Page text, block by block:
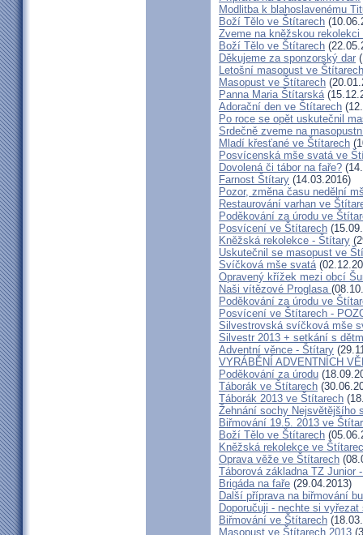
Modlitba k blahoslavenému
Boží Tělo ve Štítarech
Zveme na kněžskou
Boží Tělo ve Štítarech
Děkujeme za sponzorský dar
Letošní masopust ve
Masopust ve Štítarech
Panna Maria Štítarská
Adorační den ve Štítarech
Po roce se opět uskutečnil
Srdečně zveme na
Mladí křesťané ve Štítarech
Posvícenská mše svatá ve
Dovolená či tábor na faře?
Farnost Štítary (14.03.2016)
Pozor, změna času nedělní
Restaurování varhan ve
Poděkování za úrodu ve
Posvícení ve Štítarech
Kněžská rekolekce - Štítary
Uskutečnil se masopust ve
Svíčková mše svatá
Opravený křížek mezi obcí
Naši vítězové Proglasa
Poděkování za úrodu ve
Posvícení ve Štítarech -
Silvestrovská svíčková mše
Silvestr 2013 + setkání s
Adventní věnce - Štítary
VYRÁBĚNÍ ADVENTNÍCH
Poděkování za úrodu
Táborák ve Štítarech
Táborák 2013 ve Štítarech
Žehnání sochy Nejsvětějšího
Biřmování 19.5. 2013 ve
Boží Tělo ve Štítarech
Kněžská rekolekce ve
Oprava věže ve Štítarech
Táborová základna TZ Junior
Brigáda na faře (29.04.2013)
Další příprava na biřmování
Doporučuji - nechte si vyřezat
Biřmování ve Štítarech
Masopust ve Štítarech 2013